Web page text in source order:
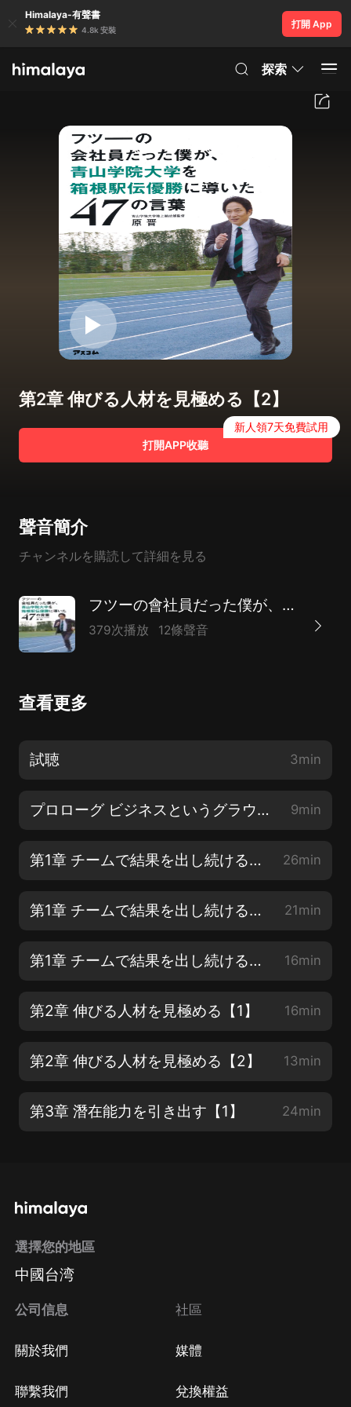
Himalaya-有聲書
4.8k 安裝
打開 App
探索
第2章 伸びる人材を見極める【2】
打開APP收聽
新人領7天免費試用
聲音簡介
チャンネルを購読して詳細を見る
フツーの會社員だった僕が、青山學院大學を箱根駅伝優勝に導いた47の言葉
379次播放 12條聲音
查看更多
試聴 3min
プロローグ ビジネスというグラウンドには「人と組織」を強くするノウハウが埋まっている 9min
第1章 チームで結果を出し続ける【1】 26min
第1章 チームで結果を出し続ける【2】 21min
第1章 チームで結果を出し続ける【3】 16min
第2章 伸びる人材を見極める【1】 16min
第2章 伸びる人材を見極める【2】 13min
第3章 潛在能力を引き出す【1】 24min
選擇您的地區
中國台湾
公司信息
關於我們
聯繫我們
社區
媒體
兌換權益